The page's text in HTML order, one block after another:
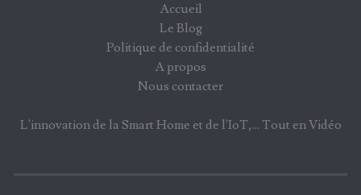
Accueil
Le Blog
Politique de confidentialité
A propos
Nous contacter
L'innovation de la Smart Home et de l'IoT,... Tout en Vidéo